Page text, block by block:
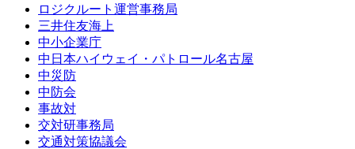
ロジクルート運営事務局
三井住友海上
中小企業庁
中日本ハイウェイ・パトロール名古屋
中災防
中防会
事故対
交対研事務局
交通対策協議会